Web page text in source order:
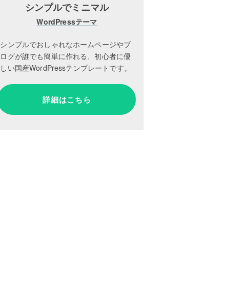
シンプルでミニマル
WordPressテーマ
シンプルでおしゃれなホームページやブ
ログが誰でも簡単に作れる、初心者に優
しい国産WordPressテンプレートです。
詳細はこちら